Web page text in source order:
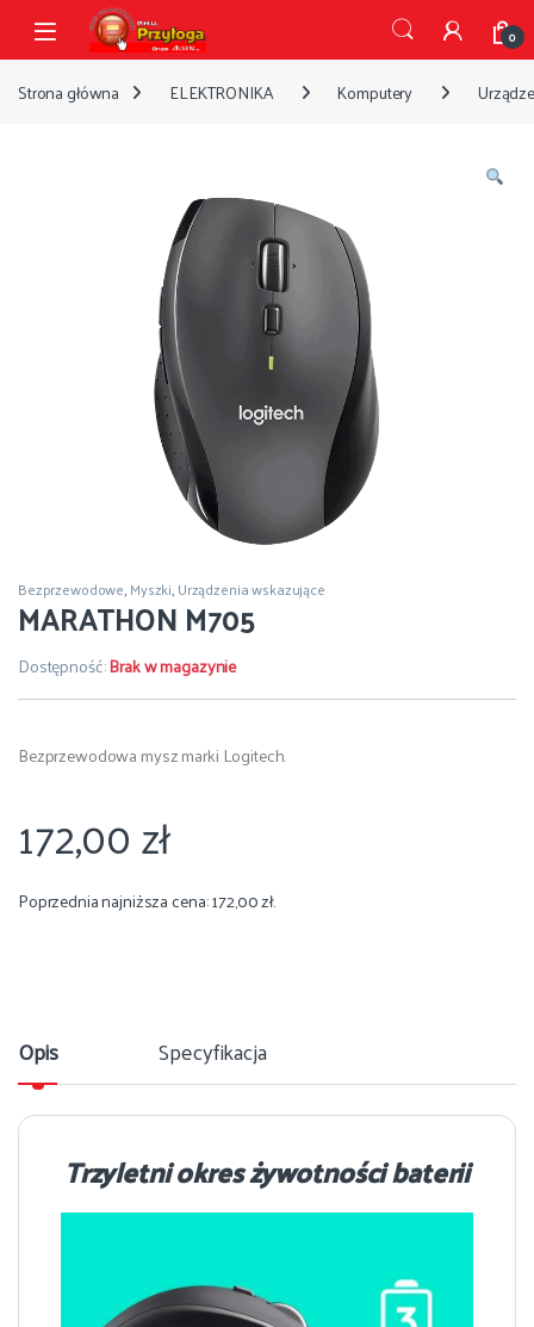
Przejdź do nawigacji
Przejdź do treści
Open 0
Strona główna ELEKTRONIKA Komputery
Bezprzewodowe,Myszki,Urządzenia wskazujące
MARATHON M705
Dostępność:Brak w magazynie
Bezprzewodowa mysz marki Logitech.
172,00zł
Poprzednia najniższa cena:172,00zł.
Opis Specyfikacja
Trzyletni okres żywotności baterii